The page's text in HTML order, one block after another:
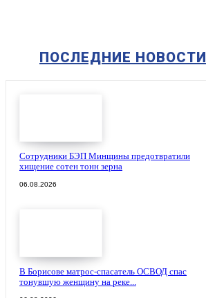
ПОСЛЕДНИЕ НОВОСТИ
Сотрудники БЭП Минщины предотвратили
хищение сотен тонн зерна
06.08.2026
В Борисове матрос-спасатель ОСВОД спас
тонувшую женщину на реке...